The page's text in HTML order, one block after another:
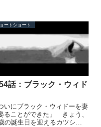
ートショート
話：ブラック・ウィド
いにブラック・ウィドーを妻
ることができた」 きょう、
の誕生日を迎えるカツシゲ